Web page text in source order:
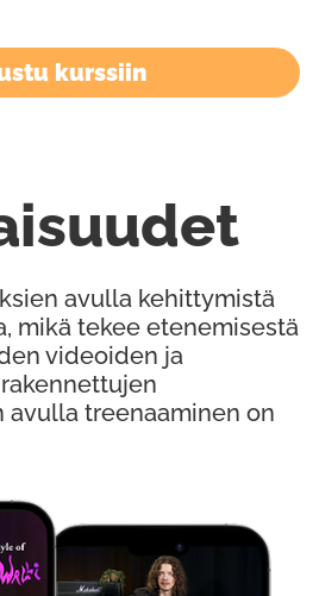
kurssiin
avulla kehittymistä
mikä tekee etenemisestä
videoiden ja
avulla treenaaminen on